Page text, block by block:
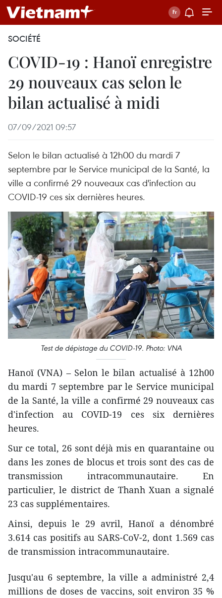
SOCIÉTÉ
COVID-19 : Hanoï enregistre
29 nouveaux cas selon le
bilan actualisé à midi
07/09/2021 09:57
Selon le bilan actualisé à 12h00 du mardi 7
septembre par le Service municipal de la Santé, la
ville a confirmé 29 nouveaux cas d'infection au
COVID-19 ces six dernières heures.
Test de dépistage du COVID-19. Photo: VNA
Hanoï (VNA) – Selon le bilan actualisé à 12h00
du mardi 7 septembre par le Service municipal
de la Santé, la ville a confirmé 29 nouveaux cas
d'infection au COVID-19 ces six dernières
heures.
Sur ce total, 26 sont déjà mis en quarantaine ou
dans les zones de blocus et trois sont des cas de
transmission intracommunautaire. En
particulier, le district de Thanh Xuan a signalé
23 cas supplémentaires.
Ainsi, depuis le 29 avril, Hanoï a dénombré
3.614 cas positifs au SARS-CoV-2, dont 1.569 cas
de transmission intracommunautaire.
Jusqu'au 6 septembre, la ville a administré 2,4
millions de doses de vaccins, soit environ 35 %